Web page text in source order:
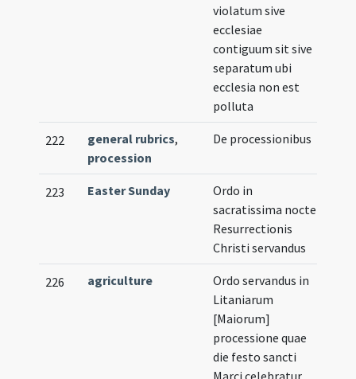
violatum sive
ecclesiae
contiguum sit sive
separatum ubi
ecclesia non est
polluta
222 general rubrics,
procession
De processionibus
223 Easter Sunday
Ordo in
sacratissima nocte
Resurrectionis
Christi servandus
226 agriculture
Ordo servandus in
Litaniarum
[Maiorum]
processione quae
die festo sancti
Marci celebratur